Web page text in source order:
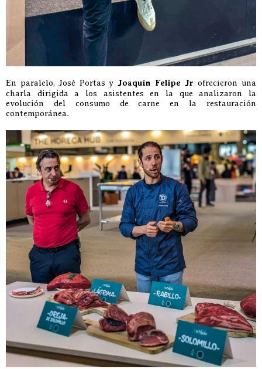
En paralelo, José Portas y Joaquín Felipe Jr ofrecieron una
charla dirigida a los asistentes en la que analizaron la
evolución del consumo de carne en la restauración
contemporánea.